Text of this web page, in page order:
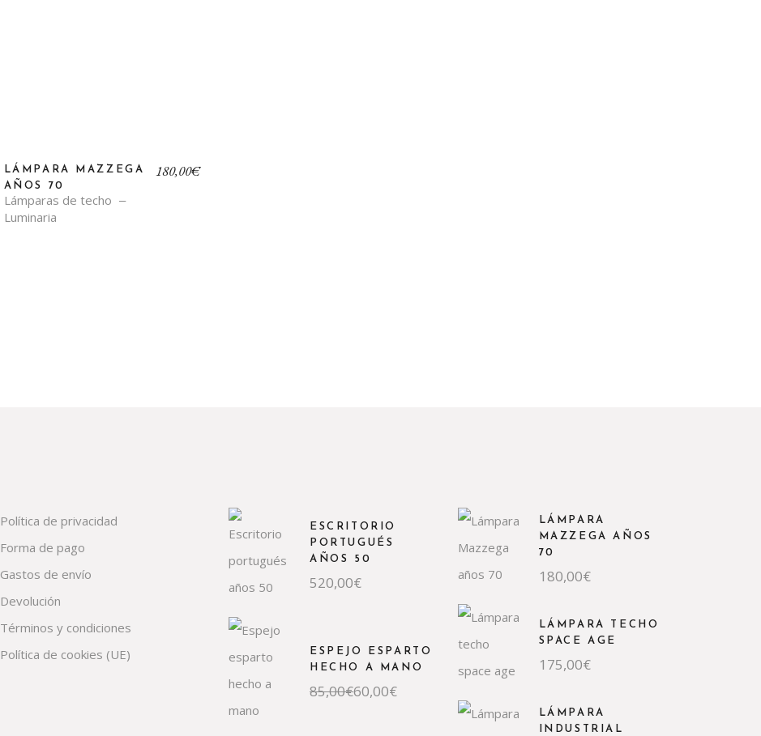
LÁMPARA MAZZEGA
AÑOS 70
Lámparas de techo
Luminaria
180,00€
Política de privacidad
Forma de pago
Gastos de envío
Devolución
Términos y condiciones
Política de cookies (UE)
ESCRITORIO
PORTUGUÉS
AÑOS 50
520,00€
ESPEJO ESPARTO
HECHO A MANO
85,00€
El
precio
60,00€
El
precio
LÁMPARA
MAZZEGA AÑOS
70
180,00€
LÁMPARA TECHO
SPACE AGE
175,00€
LÁMPARA
INDUSTRIAL